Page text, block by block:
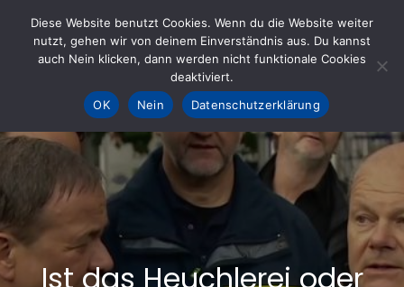
content
KOHLE fürs AHRTAL e.V.
– Helfen hilft
Ist das Heuchlerei oder
Diese Website benutzt Cookies. Wenn du die Website weiter
nutzt, gehen wir von deinem Einverständnis aus. Du kannst
auch Nein klicken, dann werden nicht funktionale Cookies
deaktiviert.
OK
Nein Datenschutzerklärung